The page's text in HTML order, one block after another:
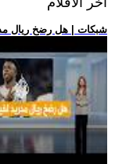
.. شبكات | هل رضخ ريال